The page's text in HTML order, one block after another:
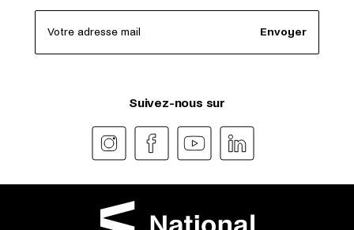
Votre adresse mail Envoyer
Suivez-nous sur